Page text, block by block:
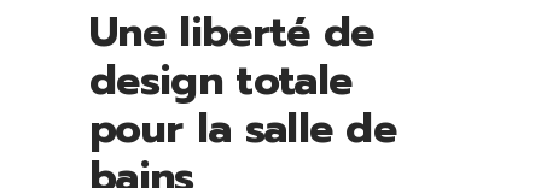
Une liberté de
design totale
pour la salle de